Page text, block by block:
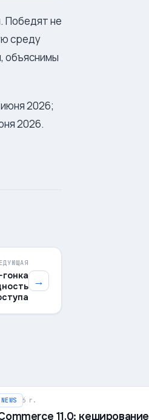
Победят не
среду
объяснимы
2026;
2026.
→
2026 г.
11.0: кеширование